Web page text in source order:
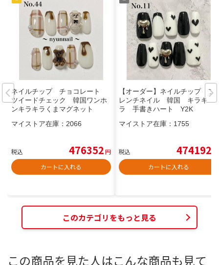
ネイルチップ チョコレート
ツイードチェック 韓国ワンホ
ンキラキラくまマグネット
マイストア在庫： 2066
税込 476352円
カートに入れる
【オーダー】ネイルチップ フ
レンチネイル 韓国 キラキ
ラ 手書きハート Y2K
マイストア在庫： 1755
税込 474192
カートに入れる
このカテゴリをもっと見る
この商品を見た人はこんな商品も見て